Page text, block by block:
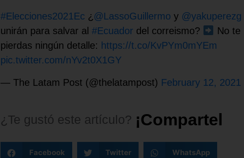
#Elecciones2021Ec ¿ @LassoGuillermo y @yakuperezg
unirán para salvar al #Ecuador del correismo?
No te
pierdas ningún detalle: https://t.co/KvPYm0mYEm
pic.twitter.com/nYv2t0X1GY
— The Latam Post (@thelatampost) February 12, 2021
¿Te gustó este artículo? ¡Compartel
Facebook Twitter WhatsApp